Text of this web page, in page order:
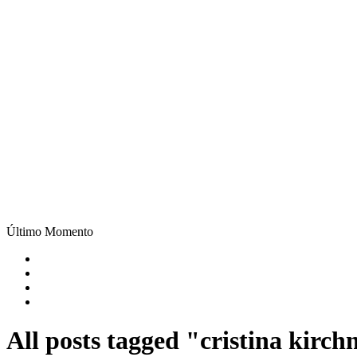
Último Momento
All posts tagged "cristina